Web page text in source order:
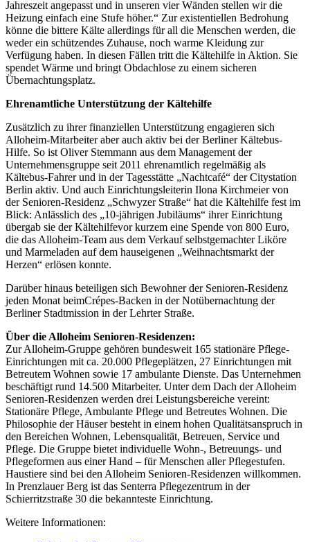
Jahreszeit angepasst und in unseren vier Wänden stellen wir die
Heizung einfach eine Stufe höher.“ Zur existentiellen Bedrohung
könne die bittere Kälte allerdings für all die Menschen werden, die
weder ein schützendes Zuhause, noch warme Kleidung zur
Verfügung haben. In diesen Fällen tritt die Kältehilfe in Aktion. Sie
spendet Wärme und bringt Obdachlose zu einem sicheren
Übernachtungsplatz.
Ehrenamtliche Unterstützung der Kältehilfe
Zusätzlich zu ihrer finanziellen Unterstützung engagieren sich
Alloheim-Mitarbeiter aber auch aktiv bei der Berliner Kältebus-
Hilfe. So ist Oliver Stemmann aus dem Management der
Unternehmensgruppe seit 2011 ehrenamtlich regelmäßig als
Kältebus-Fahrer und in der Tagesstätte „Nachtcafé“ der Citystation
Berlin aktiv. Und auch Einrichtungsleiterin Ilona Kirchmeier von
der Senioren-Residenz „Schwyzer Straße“ hat die Kältehilfe fest im
Blick: Anlässlich des „10-jährigen Jubiläums“ ihrer Einrichtung
übergab sie der Kältehilfevor kurzem eine Spende von 800 Euro,
die das Alloheim-Team aus dem Verkauf selbstgemachter Liköre
und Marmeladen auf dem hauseigenen „Weihnachtsmarkt der
Herzen“ erlösen konnte.
Darüber hinaus beteiligen sich Bewohner der Senioren-Residenz
jeden Monat beimCrépes-Backen in der Notübernachtung der
Berliner Stadtmission in der Lehrter Straße.
Über die Alloheim Senioren-Residenzen:
Zur Alloheim-Gruppe gehören bundesweit 165 stationäre Pflege-
Einrichtungen mit ca. 20.000 Pflegeplätzen, 27 Einrichtungen mit
Betreutem Wohnen sowie 17 ambulante Dienste. Das Unternehmen
beschäftigt rund 14.500 Mitarbeiter. Unter dem Dach der Alloheim
Senioren-Residenzen werden drei Leistungsbereiche vereint:
Stationäre Pflege, Ambulante Pflege und Betreutes Wohnen. Die
Philosophie der Häuser besteht in einem hohen Qualitätsanspruch in
den Bereichen Wohnen, Lebensqualität, Betreuen, Service und
Pflege. Die Gruppe bietet individuelle Wohn-, Betreuungs- und
Pflegeformen aus einer Hand – für Menschen aller Pflegestufen.
Haustiere sind bei den Alloheim Senioren-Residenzen willkommen.
In Prenzlauer Berg ist das Senterra Pflegezentrum in der
Schierritzstraße 30 die bekannteste Einrichtung.
Weitere Informationen: